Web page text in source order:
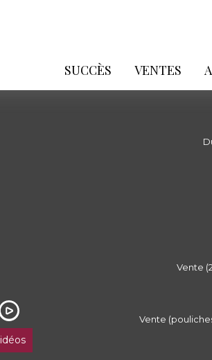
SUCCÈS VENTES
Vente
Vente